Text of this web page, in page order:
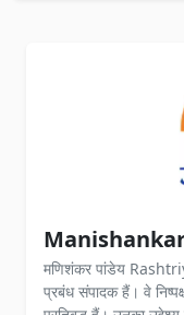
मणिशंकर पांडेय
प्रबंध संपादक हैं। वे